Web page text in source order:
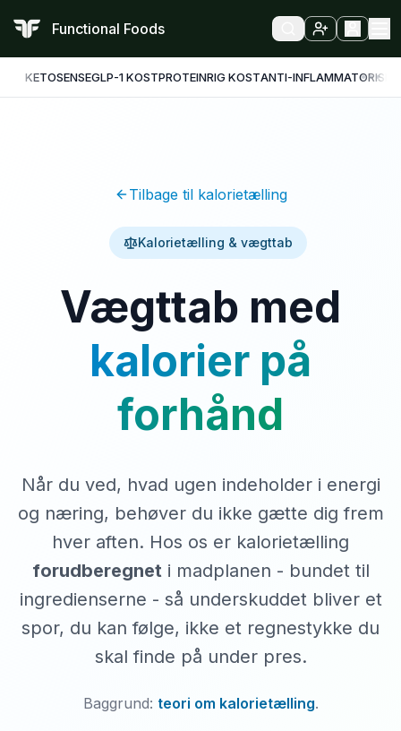
Functional Foods
KETOSENSEGLP-1 KOSTPROTEINRIG KOSTANTI-INFLAMMATORISK
Tilbage til kalorietælling
Kalorietælling & vægttab
Vægttab med
kalorier på
forhånd
Når du ved, hvad ugen indeholder i energi
og næring, behøver du ikke gætte dig frem
hver aften. Hos os er kalorietælling
forudberegneti madplanen - bundet til
ingredienserne - så underskuddet bliver et
spor, du kan følge, ikke et regnestykke du
skal finde på under pres.
Baggrund: teori om kalorietælling.